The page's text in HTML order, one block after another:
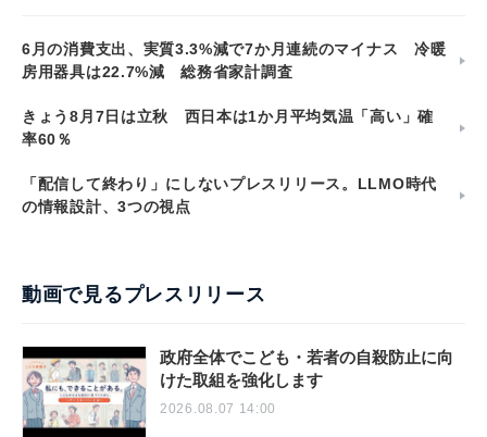
6月の消費支出、実質3.3%減で7か月連続のマイナス 冷暖
房用器具は22.7%減 総務省家計調査
きょう8月7日は立秋 西日本は1か月平均気温「高い」確
率60％
「配信して終わり」にしないプレスリリース。LLMO時代
の情報設計、3つの視点
動画で見るプレスリリース
政府全体でこども・若者の自殺防止に向
けた取組を強化します
2026.08.07 14:00